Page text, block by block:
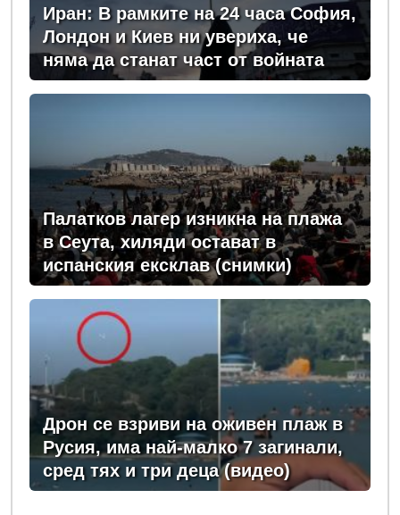
Иран: В рамките на 24 часа София,
Лондон и Киев ни увериха, че
няма да станат част от войната
Палатков лагер изникна на плажа
в Сеута, хиляди остават в
испанския ексклав (снимки)
Дрон се взриви на оживен плаж в
Русия, има най-малко 7 загинали,
сред тях и три деца (видео)